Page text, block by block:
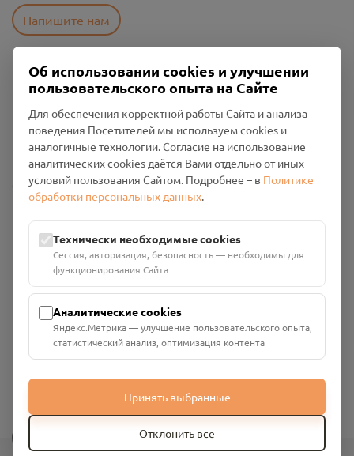
Напишите нам
Пользовательское соглашение
Политика конфиденциальности
Промо-материалы
Настройки cookies
Общество с ограниченной ответственностью «Смоленский
Проект Помним»
ИНН: 6700029207 ОГРН: 1256700001986
Юридический адрес: 216790, Смоленская область, р-н
Руднянский, г. Рудня, улица Западная, д. 26А, пом. 18
Номер счёта: 40702810901130004287 в АО "АЛЬФА-БАНК"
Кор. счёт: 30101810200000000593
info@pomnim.online
Об использовании cookies и улучшении
пользовательского опыта на Сайте
Для обеспечения корректной работы Сайта и анализа
поведения Посетителей мы используем cookies и
аналогичные технологии. Согласие на использование
аналитических cookies даётся Вами отдельно от иных
условий пользования Сайтом. Подробнее – в Политике
обработки персональных данных.
Технически необходимые cookies
Сессия, авторизация, безопасность — необходимы для
функционирования Сайта
Аналитические cookies
Яндекс.Метрика — улучшение пользовательского опыта,
статистический анализ, оптимизация контента
Принять выбранные
Отклонить все